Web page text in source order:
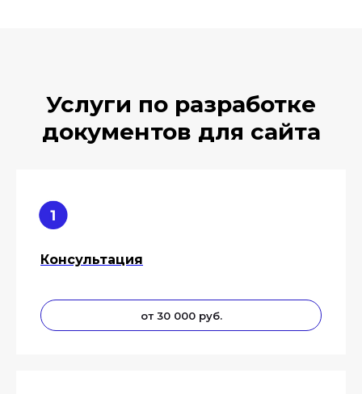
Услуги по разработке
документов для сайта
Консультация
от 30 000 руб.